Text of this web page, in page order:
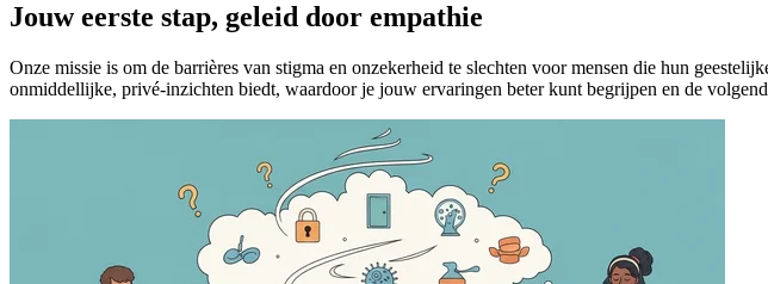
Jouw eerste stap, geleid door empathie
Onze missie is om de barrières van stigma en onzekerheid te slechten voor mensen die hun
onmiddellijke, privé-inzichten biedt, waardoor je jouw ervaringen beter kunt begrijpen en de